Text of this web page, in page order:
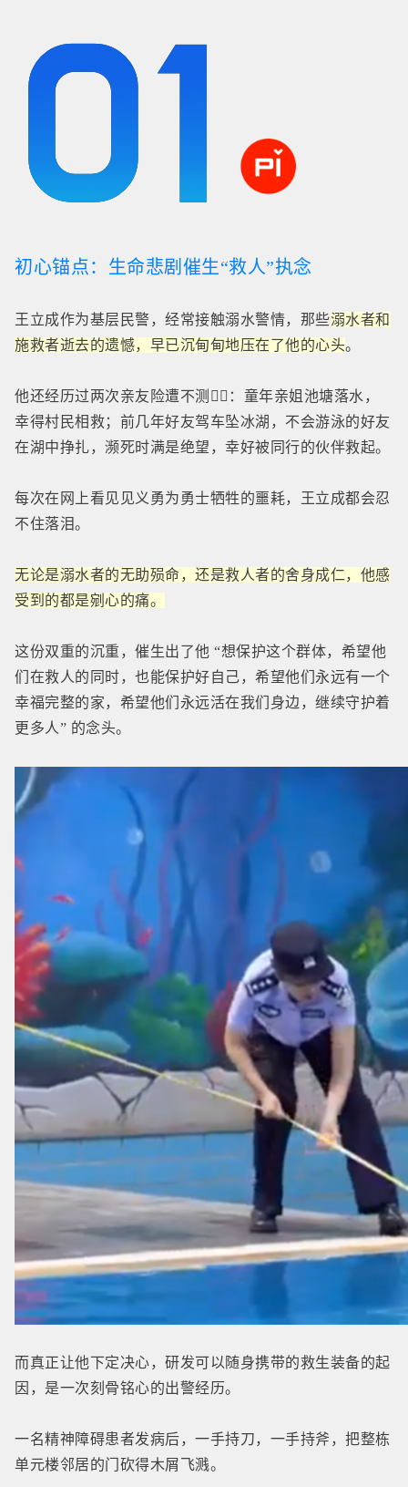
初心锚点：生命悲剧催生“救人”执念
王立成作为基层民警，经常接触溺水警情，那些溺水者和
施救者逝去的遗憾，早已沉甸甸地压在了他的心头。
他还经历过两次亲友险遭不测👉🏻：童年亲姐池塘落水，
幸得村民相救；前几年好友驾车坠冰湖，不会游泳的好友
在湖中挣扎，濒死时满是绝望，幸好被同行的伙伴救起。
每次在网上看见见义勇为勇士牺牲的噩耗，王立成都会忍
不住落泪。
无论是溺水者的无助殒命，还是救人者的舍身成仁，他感
受到的都是剜心的痛。
这份双重的沉重，催生出了他 “想保护这个群体，希望他
们在救人的同时，也能保护好自己，希望他们永远有一个
幸福完整的家，希望他们永远活在我们身边，继续守护着
更多人” 的念头。
而真正让他下定决心，研发可以随身携带的救生装备的起
因，是一次刻骨铭心的出警经历。
一名精神障碍患者发病后，一手持刀，一手持斧，把整栋
单元楼邻居的门砍得木屑飞溅。